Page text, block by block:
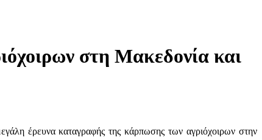
στη Μακεδονία και
έρευνα καταγραφής της κάρπωσης των αγριόχοιρων στην